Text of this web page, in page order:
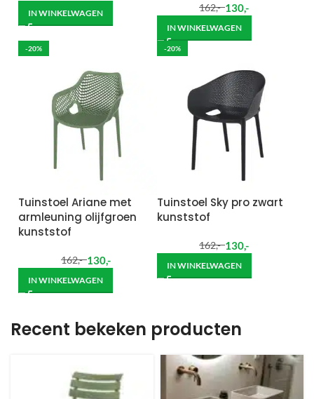
IN WINKELWAGEN 162,- 130,-
IN WINKELWAGEN
-20%
Tuinstoel Ariane met
armleuning olijfgroen
kunststof
162,- 130,-
IN WINKELWAGEN
-20%
Tuinstoel Sky pro zwart
kunststof
162,- 130,-
IN WINKELWAGEN
Recent bekeken producten